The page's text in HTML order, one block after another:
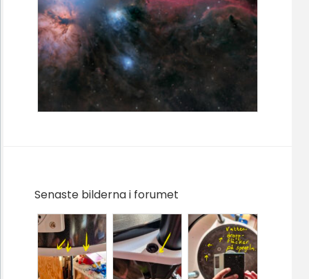
Senaste bilderna i forumet